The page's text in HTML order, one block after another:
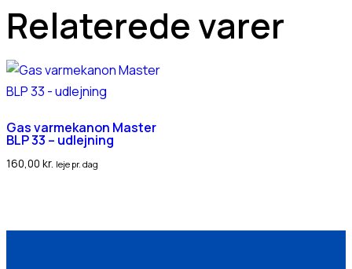
Relaterede varer
Gas varmekanon Master
BLP 33 – udlejning
160,00 kr. leje pr. dag